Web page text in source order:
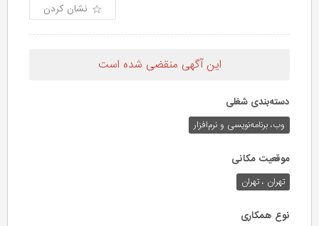
نشان کردن
این آگهی منقضی شده است
دسته‌بندی شغلی
وب،‌ برنامه‌نویسی و نرم‌افزار
موقعیت مکانی
تهران ، تهران
نوع همکاری